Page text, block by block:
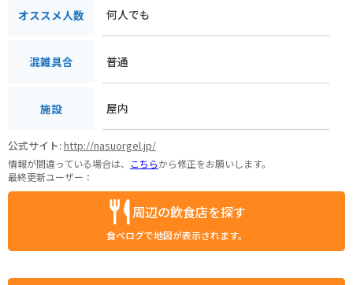
オススメ人数 何人でも
混雑具合 普通
施設 屋内
公式サイト:http://nasuorgel.jp/
情報が間違っている場合は、 こちらから修正をお願いします。
最終更新ユーザー：
周辺の飲食店を探す
食べログで地図が表示されます。